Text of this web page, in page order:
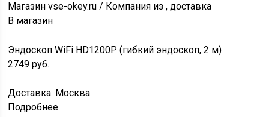
Магазин vse-okey.ru / Компания из , доставка
В магазин
Эндоскоп WiFi HD1200P (гибкий эндоскоп, 2 м)
2749руб.
Доставка: Москва
Подробнее